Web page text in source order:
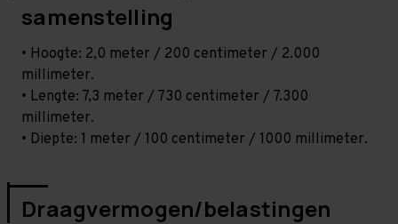
samenstelling
• Hoogte: 2,0 meter / 200 centimeter / 2.000
millimeter.
• Lengte: 7,3 meter / 730 centimeter / 7.300
millimeter.
• Diepte: 1 meter / 100 centimeter / 1000 millimeter.
Draagvermogen/belastingen